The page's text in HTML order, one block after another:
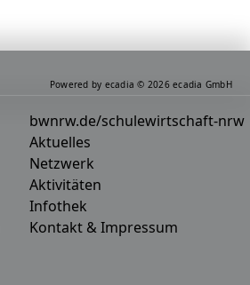
bwnrw.de/schulewirtschaft-nrw
Aktuelles
Netzwerk
Aktivitäten
Infothek
Kontakt & Impressum
Powered by ecadia © 2026 ecadia GmbH